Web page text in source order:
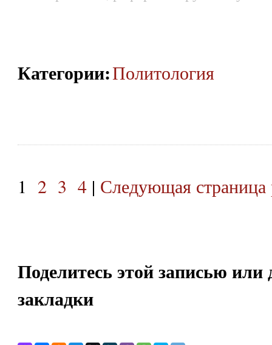
Категории:Политология
1 2 3 4| Следующая страница
Поделитесь этой записью или
закладки